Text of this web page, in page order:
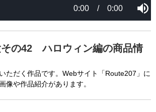
l
y
0:00 / 0:00
M
t
の42 ハロウィン編の商品情
ただく作品です。Webサイト「Route207」に
像や作品紹介があります。